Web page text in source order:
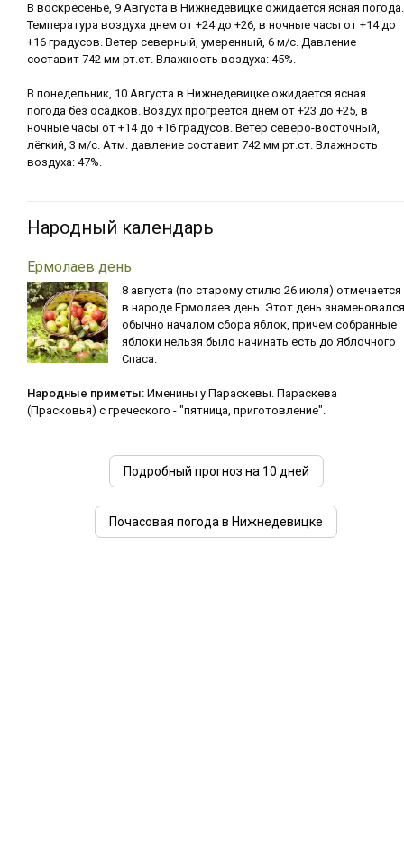
В воскресенье, 9 Августа в Нижнедевицке ожидается ясная погода.
Температура воздуха днем от +24 до +26, в ночные часы от +14 до
+16 градусов. Ветер северный, умеренный, 6 м/с. Давление
составит 742 мм рт.ст. Влажность воздуха: 45%.
В понедельник, 10 Августа в Нижнедевицке ожидается ясная
погода без осадков. Воздух прогреется днем от +23 до +25, в
ночные часы от +14 до +16 градусов. Ветер северо-восточный,
лёгкий, 3 м/с. Атм. давление составит 742 мм рт.ст. Влажность
воздуха: 47%.
Народный календарь
Ермолаев день
8 августа (по старому стилю 26 июля) отмечается
в народе Ермолаев день. Этот день знаменовался
обычно началом сбора яблок, причем собранные
яблоки нельзя было начинать есть до Яблочного
Спаса.
Народные приметы: Именины у Параскевы. Параскева
(Прасковья) с греческого - "пятница, приготовление".
Подробный прогноз на 10 дней
Почасовая погода в Нижнедевицке